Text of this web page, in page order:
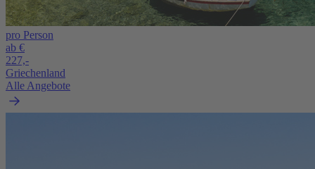
pro Person
ab €
227,-
Griechenland
Alle Angebote